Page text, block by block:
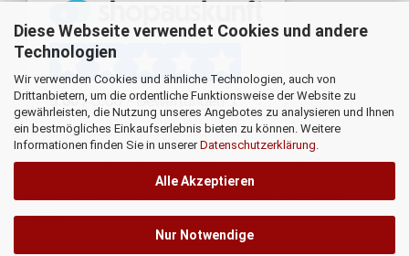
Diese Webseite verwendet Cookies und andere
Technologien
Wir verwenden Cookies und ähnliche Technologien, auch von
Drittanbietern, um die ordentliche Funktionsweise der Website zu
gewährleisten, die Nutzung unseres Angebotes zu analysieren und Ihnen
ein bestmögliches Einkaufserlebnis bieten zu können. Weitere
Informationen finden Sie in unsererDatenschutzerklärung
Alle Akzeptieren
Nur Notwendige
* Eine Überprüfung der Bewertungen durch uns findet nicht statt.
Die Bewertungen könnten von Verbrauchern stammen, die die
Ware oder Dienstleistung gar nicht erworben oder genutzt
haben.